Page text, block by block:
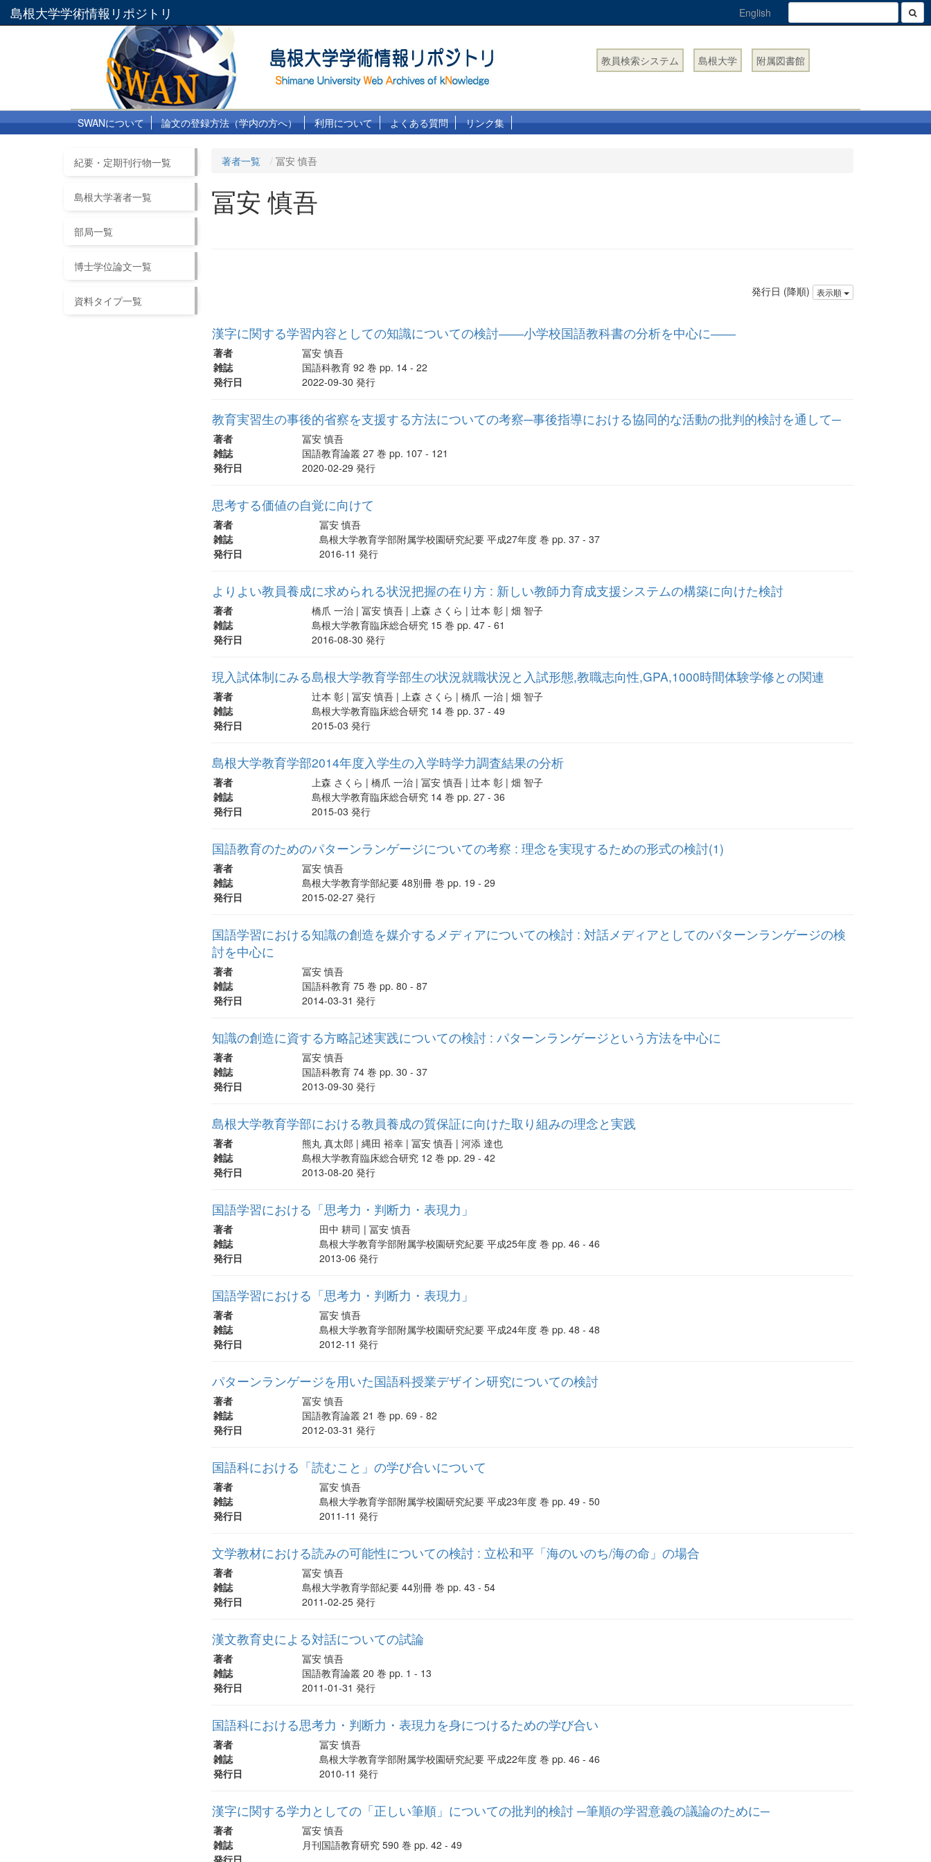
島根大学学術情報リポジトリ English
教員検索システム 島根大学 附属図書館
SWANについて 論文の登録方法（学内の方へ） 利用について よくある質問 リンク集
紀要・定期刊行物一覧
島根大学著者一覧
部局一覧
博士学位論文一覧
資料タイプ一覧
著者一覧 冨安 慎吾
冨安 慎吾
発行日 (降順) 表示順
漢字に関する学習内容としての知識についての検討――小学校国語教科書の分析を中心に――
著者
冨安 慎吾
雑誌
国語科教育 92 巻 pp. 14 - 22
発行日
2022-09-30 発行
教育実習生の事後的省察を支援する方法についての考察─事後指導における協同的な活動の批判的検討を通して─
著者
冨安 慎吾
雑誌
国語教育論叢 27 巻 pp. 107 - 121
発行日
2020-02-29 発行
思考する価値の自覚に向けて
著者
冨安 慎吾
雑誌
島根大学教育学部附属学校園研究紀要 平成27年度 巻 pp. 37 - 37
発行日
2016-11 発行
よりよい教員養成に求められる状況把握の在り方 : 新しい教師力育成支援システムの構築に向けた検討
著者
橋爪 一治 | 冨安 慎吾 | 上森 さくら | 辻本 彰 | 畑 智子
雑誌
島根大学教育臨床総合研究 15 巻 pp. 47 - 61
発行日
2016-08-30 発行
現入試体制にみる島根大学教育学部生の状況就職状況と入試形態,教職志向性,GPA,1000時間体験学修との関連
著者
辻本 彰 | 冨安 慎吾 | 上森 さくら | 橋爪 一治 | 畑 智子
雑誌
島根大学教育臨床総合研究 14 巻 pp. 37 - 49
発行日
2015-03 発行
島根大学教育学部2014年度入学生の入学時学力調査結果の分析
著者
上森 さくら | 橋爪 一治 | 冨安 慎吾 | 辻本 彰 | 畑 智子
雑誌
島根大学教育臨床総合研究 14 巻 pp. 27 - 36
発行日
2015-03 発行
国語教育のためのパターンランゲージについての考察 : 理念を実現するための形式の検討(1)
著者
冨安 慎吾
雑誌
島根大学教育学部紀要 48別冊 巻 pp. 19 - 29
発行日
2015-02-27 発行
国語学習における知識の創造を媒介するメディアについての検討 : 対話メディアとしてのパターンランゲージの検
討を中心に
著者
冨安 慎吾
雑誌
国語科教育 75 巻 pp. 80 - 87
発行日
2014-03-31 発行
知識の創造に資する方略記述実践についての検討 : パターンランゲージという方法を中心に
著者
冨安 慎吾
雑誌
国語科教育 74 巻 pp. 30 - 37
発行日
2013-09-30 発行
島根大学教育学部における教員養成の質保証に向けた取り組みの理念と実践
著者
熊丸 真太郎 | 縄田 裕幸 | 冨安 慎吾 | 河添 達也
雑誌
島根大学教育臨床総合研究 12 巻 pp. 29 - 42
発行日
2013-08-20 発行
国語学習における「思考力・判断力・表現力」
著者
田中 耕司 | 冨安 慎吾
雑誌
島根大学教育学部附属学校園研究紀要 平成25年度 巻 pp. 46 - 46
発行日
2013-06 発行
国語学習における「思考力・判断力・表現力」
著者
冨安 慎吾
雑誌
島根大学教育学部附属学校園研究紀要 平成24年度 巻 pp. 48 - 48
発行日
2012-11 発行
パターンランゲージを用いた国語科授業デザイン研究についての検討
著者
冨安 慎吾
雑誌
国語教育論叢 21 巻 pp. 69 - 82
発行日
2012-03-31 発行
国語科における「読むこと」の学び合いについて
著者
冨安 慎吾
雑誌
島根大学教育学部附属学校園研究紀要 平成23年度 巻 pp. 49 - 50
発行日
2011-11 発行
文学教材における読みの可能性についての検討 : 立松和平「海のいのち/海の命」の場合
著者
冨安 慎吾
雑誌
島根大学教育学部紀要 44別冊 巻 pp. 43 - 54
発行日
2011-02-25 発行
漢文教育史による対話についての試論
著者
冨安 慎吾
雑誌
国語教育論叢 20 巻 pp. 1 - 13
発行日
2011-01-31 発行
国語科における思考力・判断力・表現力を身につけるための学び合い
著者
冨安 慎吾
雑誌
島根大学教育学部附属学校園研究紀要 平成22年度 巻 pp. 46 - 46
発行日
2010-11 発行
漢字に関する学力としての「正しい筆順」についての批判的検討 ─筆順の学習意義の議論のために─
著者
冨安 慎吾
雑誌
月刊国語教育研究 590 巻 pp. 42 - 49